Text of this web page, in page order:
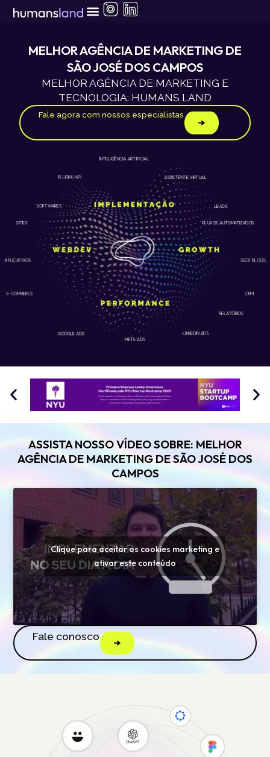
para
conteúdoMELHOR AGÊNCIA DE MARKETING DE
SÃO JOSÉ DOS CAMPOS
MELHOR AGÊNCIA DE MARKETING E
TECNOLOGIA: HUMANS LAND
Fale agora com nossos especialistas
GOOGLE ADS LINKEDIN ADS
APLICATIVOS
SITES
E-COMMERCE
META ADS
CRM
RELATÓRIOS
SEO/ BLOGS
FLUXOS AUTOMATIZADOS
INTELIGÊNCIA ARTIFICIAL
PLUGIN | API
SOFTWARES
ASSISTENTE VIRTUAL
LEADS
ASSISTA NOSSO VÍDEO SOBRE: MELHOR
AGÊNCIA DE MARKETING DE SÃO JOSÉ DOS
CAMPOS
Clique para aceitar os cookies marketing e
ativar este conteúdo
Fale conosco